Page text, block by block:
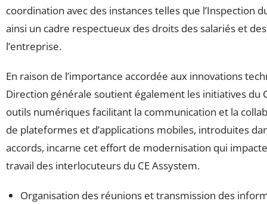
coordination avec des instances telles que l’Inspection
ainsi un cadre respectueux des droits des salariés et
l’entreprise.
En raison de l’importance accordée aux innovations
Direction générale soutient également les initiatives du
outils numériques facilitant la communication et la
de plateformes et d’applications mobiles, introduites
accords, incarne cet effort de modernisation qui
travail des interlocuteurs du CE Assystem.
Organisation des réunions et transmission des